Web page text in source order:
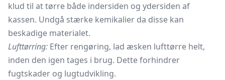
klud til at tørre både indersiden og ydersiden af
kassen. Undgå stærke kemikalier da disse kan
beskadige materialet.
Lufttørring: Efter rengøring, lad æsken lufttørre helt,
inden den igen tages i brug. Dette forhindrer
fugtskader og lugtudvikling.